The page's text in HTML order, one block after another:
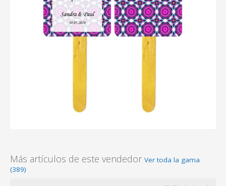
Más artículos de este vendedor Ver toda la gama
(389)